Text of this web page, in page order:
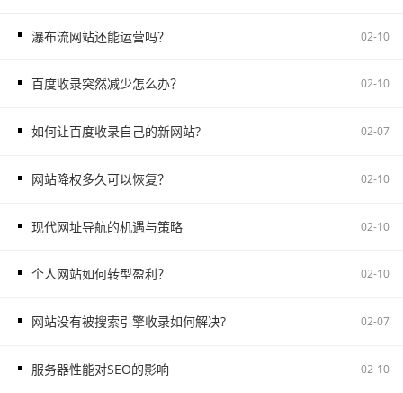
瀑布流网站还能运营吗？ 02-10
百度收录突然减少怎么办？ 02-10
如何让百度收录自己的新网站? 02-07
网站降权多久可以恢复？ 02-10
现代网址导航的机遇与策略 02-10
个人网站如何转型盈利？ 02-10
网站没有被搜索引擎收录如何解决? 02-07
服务器性能对SEO的影响 02-10